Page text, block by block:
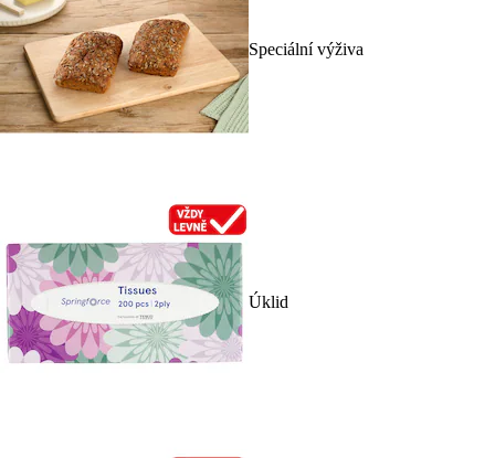
Speciální výživa
Úklid